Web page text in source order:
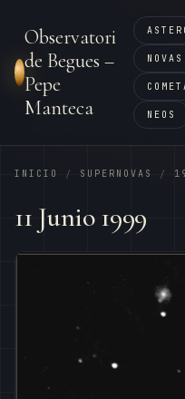
Observatori
de Begues –
Pepe
Manteca
NOVAS
NEOS
INICIO / SUPERNOVAS /
11 Junio 1999